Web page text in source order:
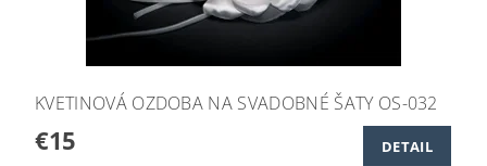
KVETINOVÁ OZDOBA NA SVADOBNÉ ŠATY OS-032
€15 DETAIL